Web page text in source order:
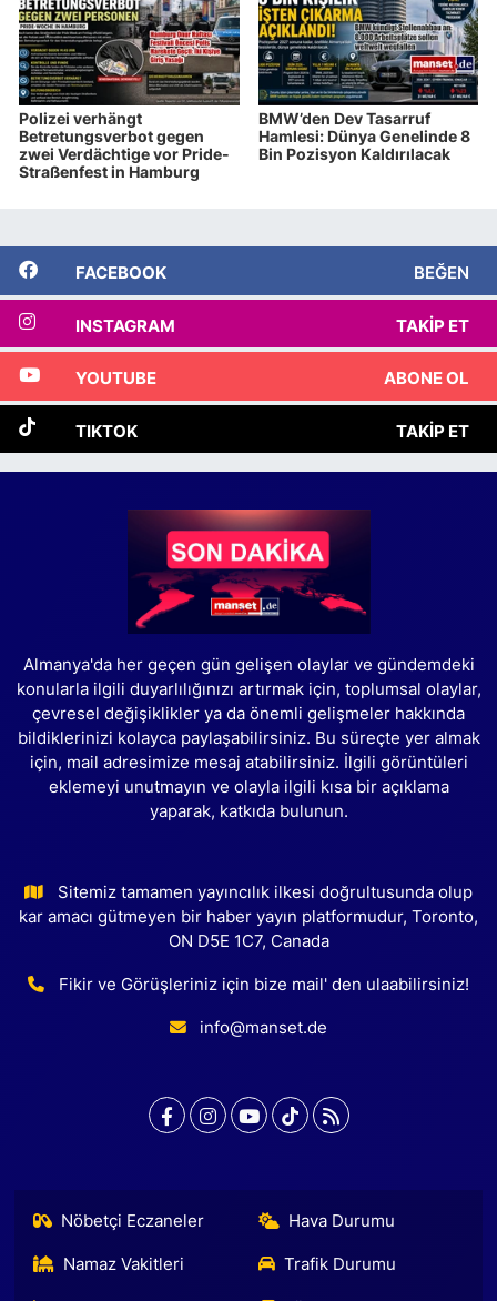
Polizei verhängt
Betretungsverbot gegen
zwei Verdächtige vor Pride-
Straßenfest in Hamburg
BMW’den Dev Tasarruf
Hamlesi: Dünya Genelinde 8
Bin Pozisyon Kaldırılacak
FACEBOOK BEĞEN
INSTAGRAM TAKIP ET
YOUTUBE ABONE OL
TIKTOK TAKIP ET
Almanya'da her geçen gün gelişen olaylar ve gündemdeki
konularla ilgili duyarlılığınızı artırmak için, toplumsal olaylar,
çevresel değişiklikler ya da önemli gelişmeler hakkında
bildiklerinizi kolayca paylaşabilirsiniz. Bu süreçte yer almak
için, mail adresimize mesaj atabilirsiniz. İlgili görüntüleri
eklemeyi unutmayın ve olayla ilgili kısa bir açıklama
yaparak, katkıda bulunun.
Sitemiz tamamen yayıncılık ilkesi doğrultusunda olup
kar amacı gütmeyen bir haber yayın platformudur, Toronto,
ON D5E 1C7, Canada
Fikir ve Görüşleriniz için bize mail' den ulaabilirsiniz!
info@manset.de
Nöbetçi Eczaneler Hava Durumu
Namaz Vakitleri Trafik Durumu